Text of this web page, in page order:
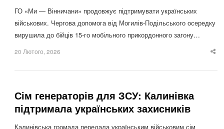
ГО «Ми — Вінничани» продовжує підтримувати українських
військових. Чергова допомога від Могилів-Подільського осередку
вирушила до бійців 15-го мобільного прикордонного загону…
20 Лютого, 2026
Сім генераторів для ЗСУ: Калинівка
підтримала українських захисників
Калинівська громада передала українським військовим сім